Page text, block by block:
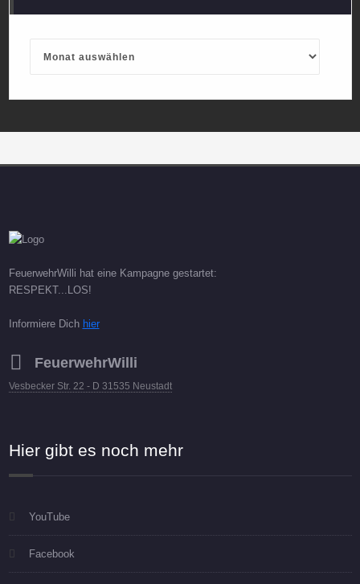
FeuerwehrWilli hat eine Kampagne gestartet:
RESPEKT...LOS!
Informiere Dich hier
FeuerwehrWilli
Vesbecker Str. 22 - D 31535 Neustadt
Hier gibt es noch mehr
YouTube
Facebook